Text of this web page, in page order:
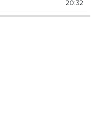
20:32